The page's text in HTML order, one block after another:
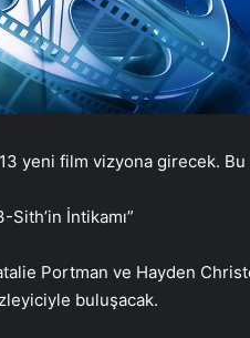
yeni film vizyona girecek.
Sith’in İntikamı”
Portman ve Hayden
buluşacak.